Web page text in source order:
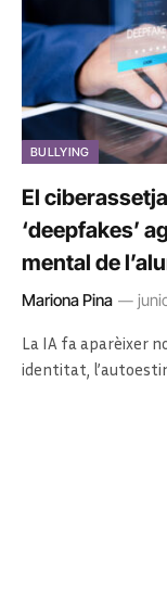
BULLYING
El
‘deepfakes’
mental de
Mariona Pina
La IA fa aparèixer
identitat,